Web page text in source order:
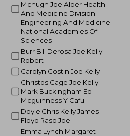
Mchugh Joe Alper Health
And Medicine Division
Engineering And Medicine
National Academies Of
Sciences
Burr Bill Derosa Joe Kelly
Robert
Carolyn Costin Joe Kelly
Christos Gage Joe Kelly
Mark Buckingham Ed
Mcguinness Y Cafu
Doyle Chris Kelly James
Floyd Raso Joe
Emma Lynch Margaret